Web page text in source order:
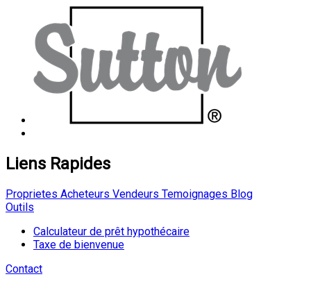
Liens Rapides
Proprietes Acheteurs Vendeurs Temoignages Blog
Outils
Calculateur de prêt hypothécaire
Taxe de bienvenue
Contact